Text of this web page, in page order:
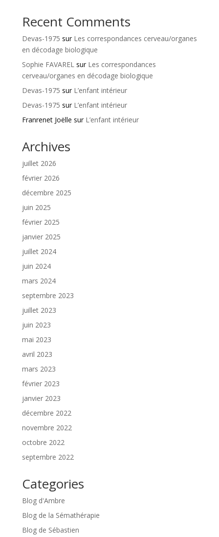
Recent Comments
Devas-1975 sur Les correspondances cerveau/organes
en décodage biologique
Sophie FAVARELsur Les correspondances
cerveau/organes en décodage biologique
Devas-1975 sur L’enfant intérieur
Devas-1975 sur L’enfant intérieur
Franrenet Joëlle sur L’enfant intérieur
Archives
juillet 2026
février 2026
décembre 2025
juin 2025
février 2025
janvier 2025
juillet 2024
juin 2024
mars 2024
septembre 2023
juillet 2023
juin 2023
mai 2023
avril 2023
mars 2023
février 2023
janvier 2023
décembre 2022
novembre 2022
octobre 2022
septembre 2022
Categories
Blog d'Ambre
Blog de la Sémathérapie
Blog de Sébastien